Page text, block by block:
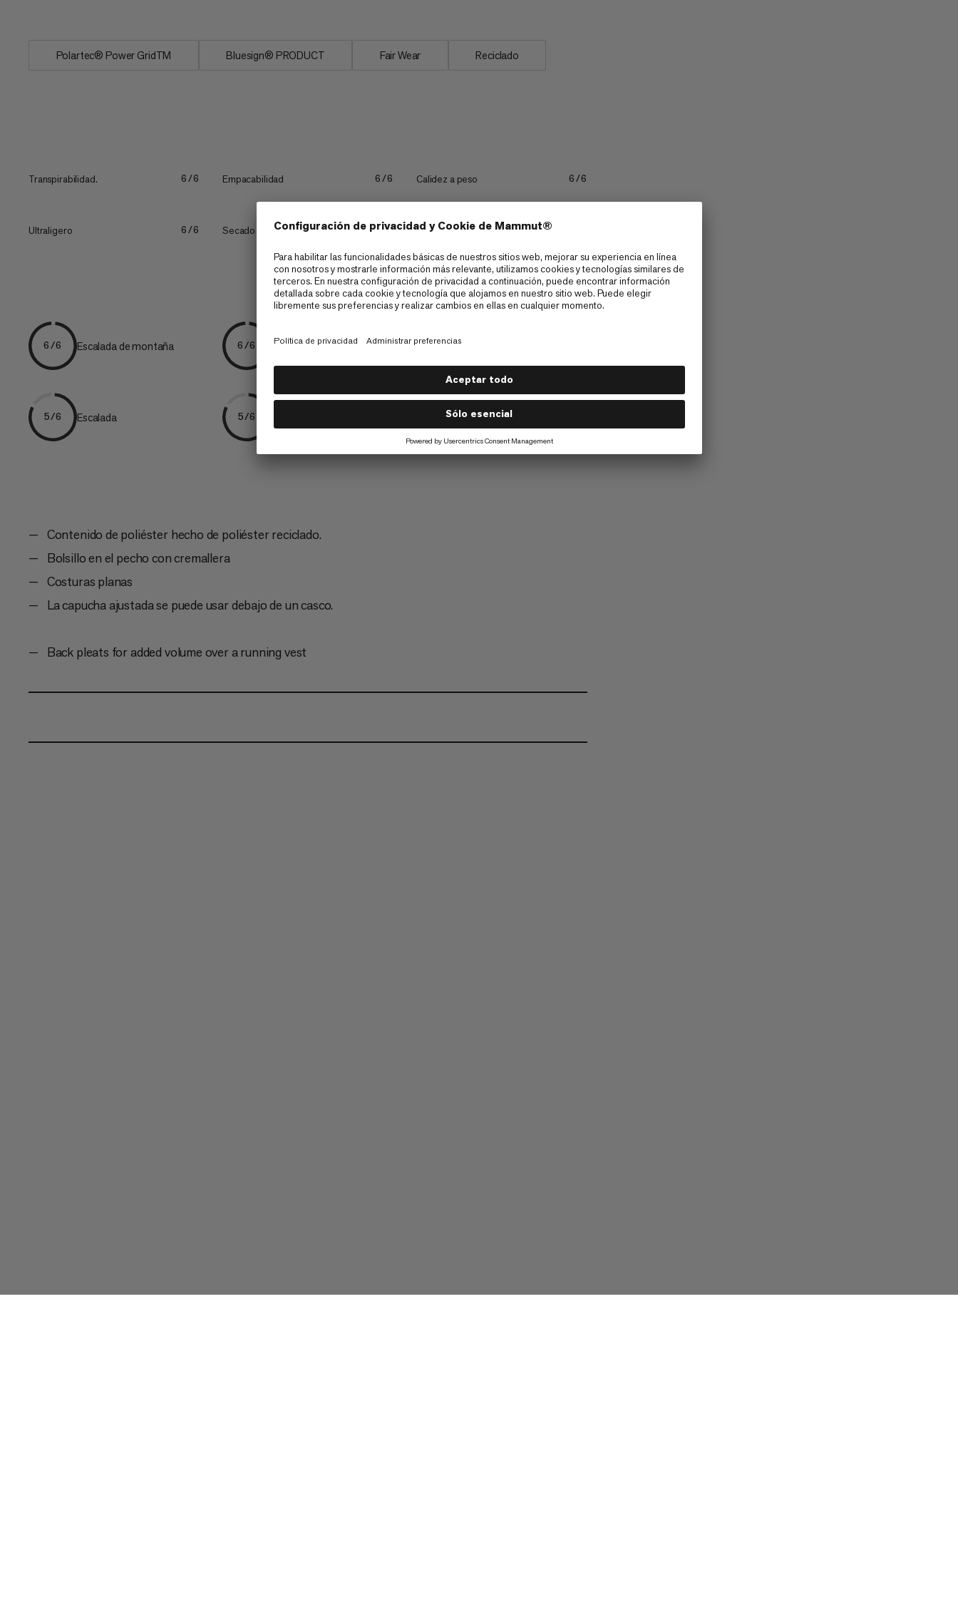
Polartec® Power GridTM Bluesign® PRODUCT Fair Wear Reciclado
Transpirabilidad. 6/6 Empacabilidad 6/6 Calidez a peso 6/6
Ultraligero 6/6 Secado rápido. 6/6 Estirar
6/6 Escalada de montaña 6/6 Esquí de travesía. 6/6
5/6 Escalada 5/6 5/6 Senderismo
Contenido de poliéster hecho de poliéster reciclado.
Bolsillo en el pecho con cremallera
Costuras planas
La capucha ajustada se puede usar debajo de un casco.
Back pleats for added volume over a running vest
Aenergy Light ML Hooded Jacket Women